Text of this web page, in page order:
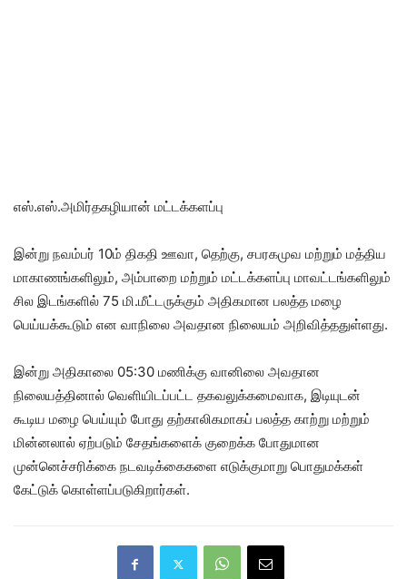
எஸ்.எஸ்.அமிர்தகழியான் மட்டக்களப்பு
இன்று நவம்பர் 10ம் திகதி ஊவா, தெற்கு, சபரகமுவ மற்றும் மத்திய
மாகாணங்களிலும், அம்பாறை மற்றும் மட்டக்களப்பு மாவட்டங்களிலும்
சில இடங்களில் 75 மி.மீட்டருக்கும் அதிகமான பலத்த மழை
பெய்யக்கூடும் என வாநிலை அவதான நிலையம் அறிவித்ததுள்ளது.
இன்று அதிகாலை 05:30 மணிக்கு வானிலை அவதான
நிலையத்தினால் வெளியிடப்பட்ட தகவலுக்கமைவாக, இடியுடன்
கூடிய மழை பெய்யும் போது தற்காலிகமாகப் பலத்த காற்று மற்றும்
மின்னலால் ஏற்படும் சேதங்களைக் குறைக்க போதுமான
முன்னெச்சரிக்கை நடவடிக்கைகளை எடுக்குமாறு பொதுமக்கள்
கேட்டுக் கொள்ளப்படுகிறார்கள்.